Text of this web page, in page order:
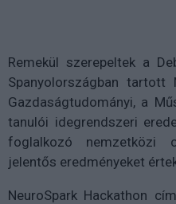
Remekül szerepeltek a
Spanyolországban tartott
Gazdaságtudományi, a
tanulói idegrendszeri
foglalkozó nemzetközi
jelentős eredményeket
NeuroSpark Hackathon